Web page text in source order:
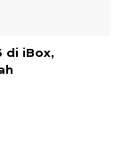
di iBox,